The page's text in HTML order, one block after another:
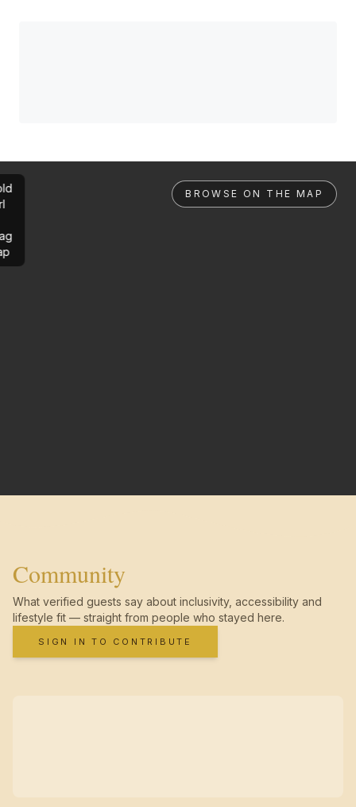
BROWSE ON THE MAP
Community
What verified guests say about inclusivity, accessibility and
lifestyle fit — straight from people who stayed here.
SIGN IN TO CONTRIBUTE